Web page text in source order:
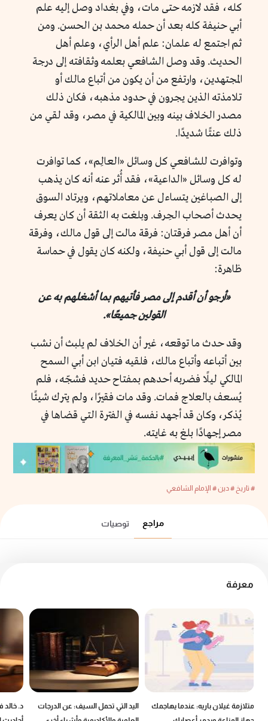
كله، فقد لازمه حتى مات، وفي بغداد وصل إليه علم
أبي حنيفة كله بعد أن حمله محمد بن الحسن. ومن
ثم اجتمع له علمان: علم أهل الرأي، وعلم أهل
الحديث. وقد وصل الشافعي بعلمه وثقافته إلى درجة
المجتهدين، وارتفع من أن يكون من أتباع مالك أو
تلامذته الذين يجرون في حدود مذهبه، فكان ذلك
مصدر الخلاف بينه وبين المالكية في مصر، وقد لقي من
ذلك عنتًا شديدًا.
وتوافرت للشافعي كل وسائل «العالِم»، كما توافرت
له كل وسائل «الداعية»، فقد أُثر عنه أنه كان يذهب
إلى الصباغين يتساءل عن معاملاتهم، ويرتاد السوق
يحدث أصحاب الحِرف. وبلغت به الثقة أن كان يعرف
أن أهل مصر فرقتان: فرقة مالت إلى قول مالك، وفرقة
مالت إلى قول أبي حنيفة، ولكنه كان يقول في حماسة
ظاهرة:
«أرجو أن أقدم إلى مصر فأتيهم بما أشغلهم به عن
القولين جميعًا».
وقد حدث ما توقعه، غير أن الخلاف لم يلبث أن نشب
بين أتباعه وأتباع مالك، فلقيه فتيان ابن أبي السمح
المالكي ليلًا فضربه أحدهم بمفتاح حديد فشجّه، فلم
يُسعف بالعلاج فمات. وقد مات فقيرًا، ولم يترك شيئًا
يُذكر، وكان قد أجهد نفسه في الفترة التي قضاها في
مصر إجهادًا بلغ به غايته.
# تاريخ # دين# الإمام الشافعي
مراجع توصيات
معرفة
متلازمة غيلان باريه: عندما يهاجمك
اليد التي تحمل السيف: عن الدرجات
د.